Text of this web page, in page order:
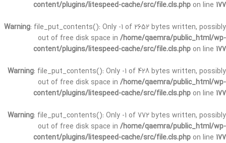
content/plugins/litespeed-cache/src/file.cls.php on line 177
Warning: file_put_contents(): Only -1 of 2652 bytes written, possibly
out of free disk space in /home/qaemra/public_html/wp-
content/plugins/litespeed-cache/src/file.cls.php on line 177
Warning: file_put_contents(): Only -1 of 428 bytes written, possibly
out of free disk space in /home/qaemra/public_html/wp-
content/plugins/litespeed-cache/src/file.cls.php on line 177
Warning: file_put_contents(): Only -1 of 772 bytes written, possibly
out of free disk space in /home/qaemra/public_html/wp-
content/plugins/litespeed-cache/src/file.cls.php on line 177